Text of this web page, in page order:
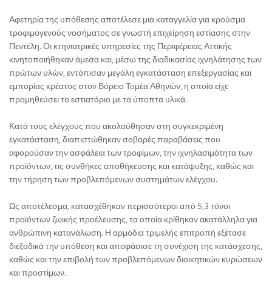
Αφετηρία της υπόθεσης αποτέλεσε μια καταγγελία για κρούσμα
τροφιμογενούς νοσήματος σε γνωστή επιχείρηση εστίασης στην
Πεντέλη. Οι κτηνιατρικές υπηρεσίες της Περιφέρειας Αττικής
κινητοποιήθηκαν άμεσα και, μέσω της διαδικασίας ιχνηλάτησης των
πρώτων υλών, εντόπισαν μεγάλη εγκατάσταση επεξεργασίας και
εμπορίας κρέατος στον Βόρειο Τομέα Αθηνών, η οποία είχε
προμηθεύσει το εστιατόριο με τα ύποπτα υλικά.
Κατά τους ελέγχους που ακολούθησαν στη συγκεκριμένη
εγκατάσταση, διαπιστώθηκαν σοβαρές παραβάσεις που
αφορούσαν την ασφάλεια των τροφίμων, την ιχνηλασιμότητα των
προϊόντων, τις συνθήκες αποθήκευσης και κατάψυξης, καθώς και
την τήρηση των προβλεπόμενων συστημάτων ελέγχου.
Ως αποτέλεσμα, κατασχέθηκαν περισσότεροι από 5,3 τόνοι
προϊόντων ζωικής προέλευσης, τα οποία κρίθηκαν ακατάλληλα για
ανθρώπινη κατανάλωση. Η αρμόδια τριμελής επιτροπή εξέτασε
διεξοδικά την υπόθεση και αποφάσισε τη συνέχιση της κατάσχεσης,
καθώς και την επιβολή των προβλεπόμενων διοικητικών κυρώσεων
και προστίμων.